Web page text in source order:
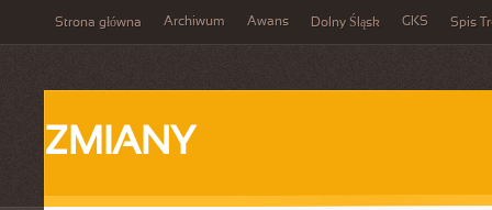
Strona główna Archiwum Awans Dolny Śląsk GKS Spis
ZMIANY